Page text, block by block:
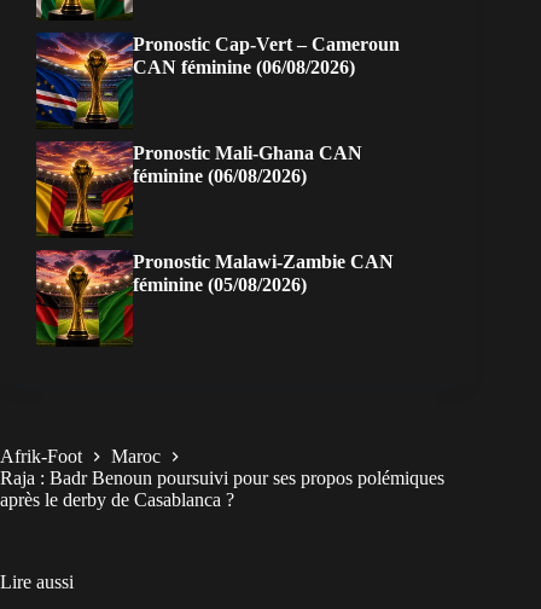
Pronostic Cap-Vert – Cameroun
CAN féminine (06/08/2026)
Pronostic Mali-Ghana CAN
féminine (06/08/2026)
Pronostic Malawi-Zambie CAN
féminine (05/08/2026)
Afrik-Foot
Maroc
Raja : Badr Benoun poursuivi pour ses propos polémiques
après le derby de Casablanca ?
Lire aussi